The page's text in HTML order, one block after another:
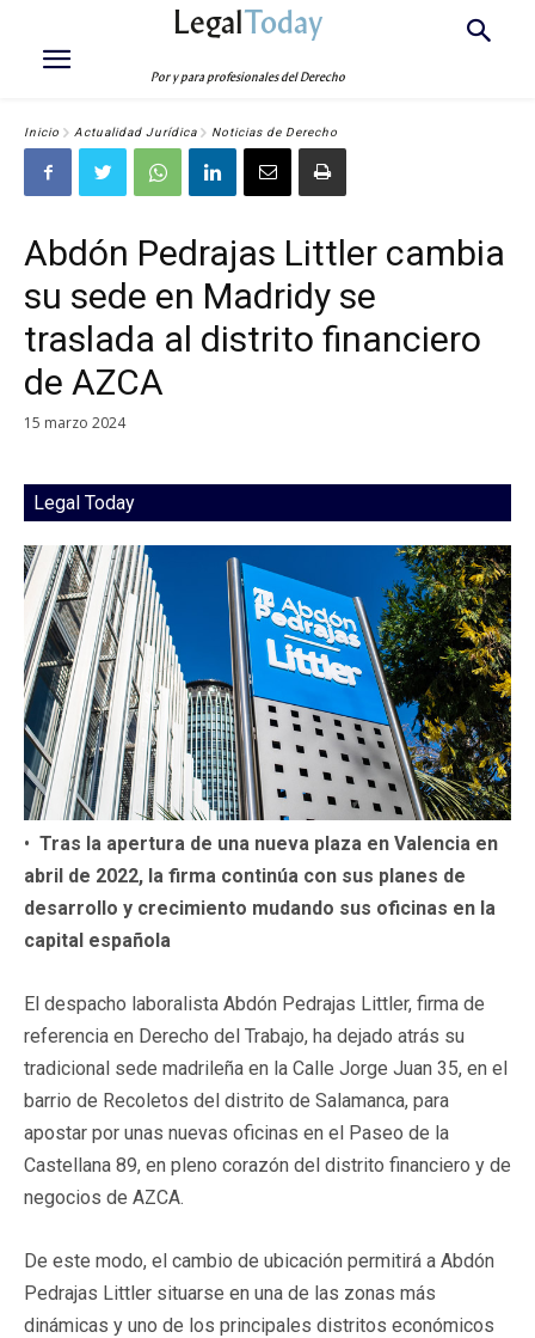
LegalToday
Por y para profesionales del Derecho
Inicio Actualidad Jurídica Noticias de Derecho
Abdón Pedrajas Littler cambia
su sede en Madridy se
traslada al distrito financiero
de AZCA
15 marzo 2024
Legal Today
• Tras la apertura de una nueva plaza en Valencia en
abril de 2022, la firma continúa con sus planes de
desarrollo y crecimiento mudando sus oficinas en la
capital española
El despacho laboralista Abdón Pedrajas Littler, firma de
referencia en Derecho del Trabajo, ha dejado atrás su
tradicional sede madrileña en la Calle Jorge Juan 35, en el
barrio de Recoletos del distrito de Salamanca, para
apostar por unas nuevas oficinas en el Paseo de la
Castellana 89, en pleno corazón del distrito financiero y de
negocios de AZCA.
De este modo, el cambio de ubicación permitirá a Abdón
Pedrajas Littler situarse en una de las zonas más
dinámicas y uno de los principales distritos económicos